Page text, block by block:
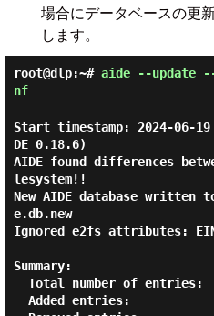
場合にデータベースの更
します。
root@dlp:~# aide --update
nf
Start timestamp: 2024-06-
DE 0.18.6)
AIDE found differences
lesystem!!
New AIDE database
e.db.new
Ignored e2fs attributes:
Summary: